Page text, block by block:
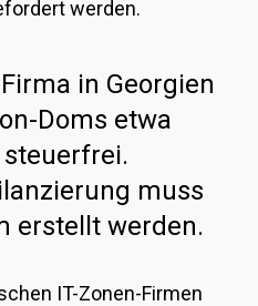
werden.
in Georgien
Doms etwa
muss
erstellt werden.
IT-Zonen-Firmen